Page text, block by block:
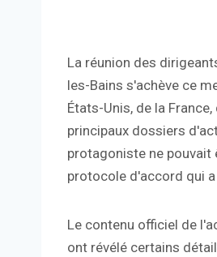
La réunion des
les-Bains s'achève ce
États-Unis, de la
principaux dossiers
protagoniste ne pouvait
protocole d'accord qui
Le contenu officiel de
ont révélé certains